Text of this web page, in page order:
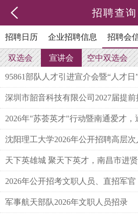
招聘查询
招聘日历 企业招聘信息 招聘会
双选会 宣讲会 空中双选会
95861部队人才引进宣介会暨“人才日
深圳市韶音科技有限公司2027届提
2026年"苏荟英才"行动暨南通爱才，
——"南通日"春季校园行（南开大学
沈阳理工大学2026年公开招聘高层
一批）
天下英雄城 聚天下英才，南昌市进
记部长进校园”暨“百场校招”南开大
会
2026年公开招考文职人员、直招军官
军事航天部队2026年文职人员招录